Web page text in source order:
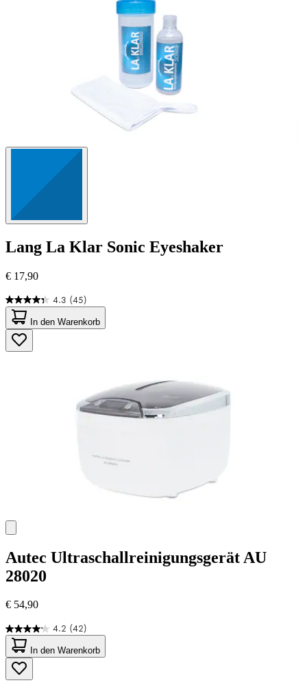
Lang La Klar Sonic Eyeshaker
€ 17,90
4.3 (45)
4.3
von
5
Sternen.
45
In den Warenkorb
Autec Ultraschallreinigungsgerät AU
28020
€ 54,90
4.2 (42)
4.2
von
5
Sternen.
In den Warenkorb